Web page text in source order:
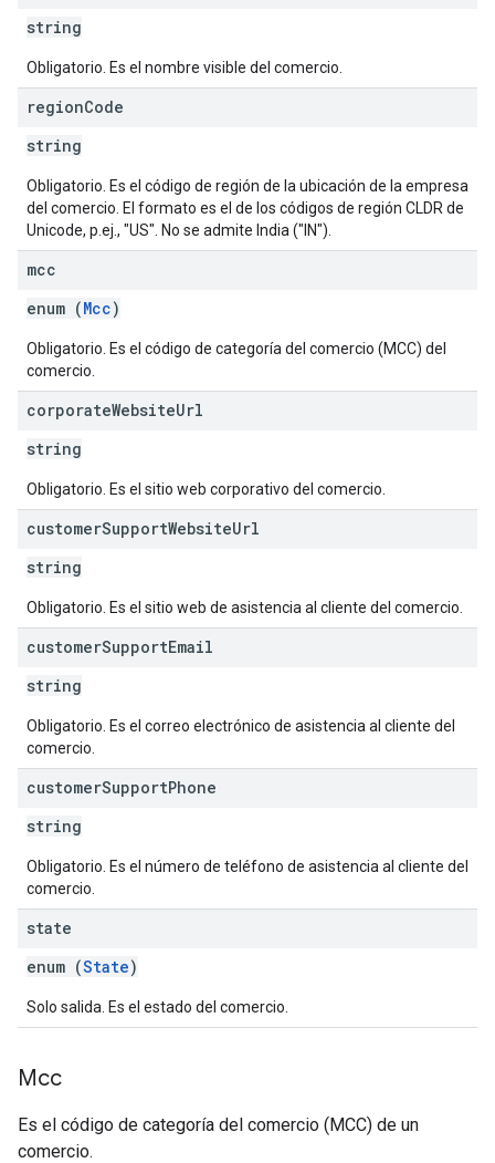
string
Obligatorio. Es el nombre visible del comercio.
regionCode
string
Obligatorio. Es el código de región de la ubicación de la empresa
del comercio. El formato es el de los códigos de región CLDR de
Unicode, p.ej., "US". No se admite India ("IN").
mcc
enum (Mcc)
Obligatorio. Es el código de categoría del comercio (MCC) del
comercio.
corporateWebsiteUrl
string
Obligatorio. Es el sitio web corporativo del comercio.
customerSupportWebsiteUrl
string
Obligatorio. Es el sitio web de asistencia al cliente del comercio.
customerSupportEmail
string
Obligatorio. Es el correo electrónico de asistencia al cliente del
comercio.
customerSupportPhone
string
Obligatorio. Es el número de teléfono de asistencia al cliente del
comercio.
state
enum (State)
Solo salida. Es el estado del comercio.
Mcc
Es el código de categoría del comercio (MCC) de un
comercio.